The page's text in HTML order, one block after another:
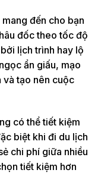
đến cho bạn
đốc theo tốc độ
lịch trình hay lộ
ẩn giấu, mạo
và tạo nên cuộc
có thể tiết kiệm
biệt khi đi du lịch
chi phí giữa nhiều
tiết kiệm hơn